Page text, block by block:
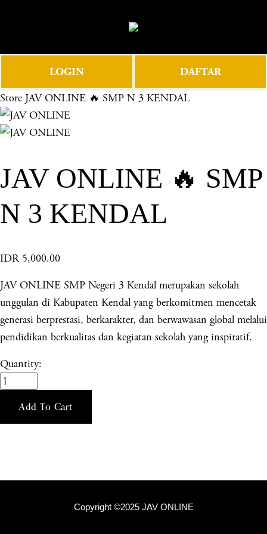
e
e
n
u
LOGIN DAFTAR
Store JAV ONLINE 🔥 SMP N 3 KENDAL
JAV ONLINE 🔥 SMP
N 3 KENDAL
IDR 5,000.00
JAV ONLINE SMP Negeri 3 Kendal merupakan sekolah
unggulan di Kabupaten Kendal yang berkomitmen mencetak
generasi berprestasi, berkarakter, dan berwawasan global melalui
pendidikan berkualitas dan kegiatan sekolah yang inspiratif.
Quantity:
Add To Cart
Copyright ©2025 JAV ONLINE